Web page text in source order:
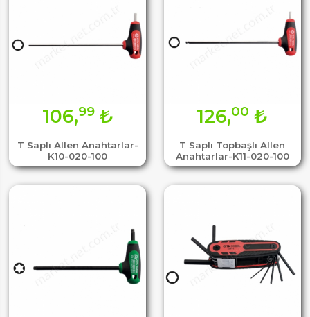
T Saplı Allen Anahtarlar-
K10-020-100
106,99₺
T Saplı Topbaşlı Allen
Anahtarlar-K11-020-100
126,00 ₺